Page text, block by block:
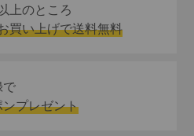
上のところ
買い上げで送料無料
で
プレゼント